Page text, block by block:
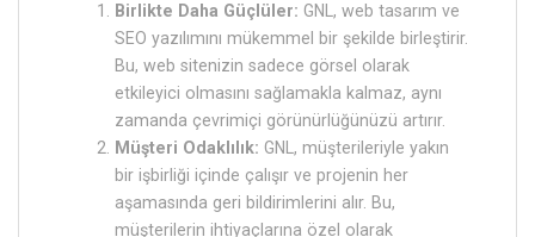
Birlikte Daha Güçlüler: GNL, web tasarım ve
SEO yazılımını mükemmel bir şekilde birleştirir.
Bu, web sitenizin sadece görsel olarak
etkileyici olmasını sağlamakla kalmaz, aynı
zamanda çevrimiçi görünürlüğünüzü artırır.
Müşteri Odaklılık: GNL, müşterileriyle yakın
bir işbirliği içinde çalışır ve projenin her
aşamasında geri bildirimlerini alır. Bu,
müşterilerin ihtiyaçlarına özel olarak